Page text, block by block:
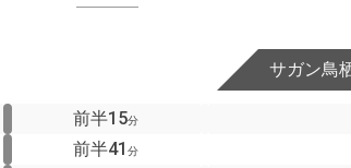
サガン鳥
前半15分
前半41分